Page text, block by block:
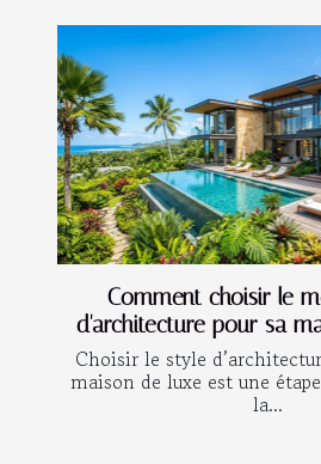
Comment choisir le
d'architecture pour sa
Choisir le style
maison de luxe est une
la...